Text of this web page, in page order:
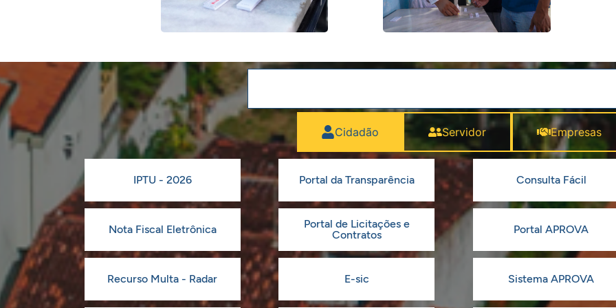
Cidadão Servidor Empresas
IPTU - 2026 Portal da Transparência Consulta Fácil
Nota Fiscal Eletrônica
Portal de Licitações e
Contratos
Portal APROVA
Recurso Multa - Radar E-sic Sistema APROVA